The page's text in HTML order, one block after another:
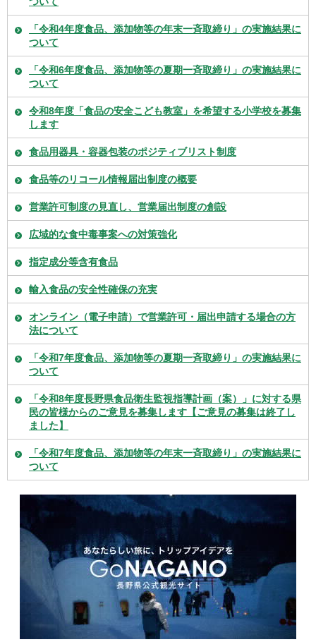
「令和4年度食品、添加物等の年末一斉取締り」の実施結果に
ついて
「令和6年度食品、添加物等の夏期一斉取締り」の実施結果に
ついて
令和8年度「食品の安全こども教室」を希望する小学校を募集
します
食品用器具・容器包装のポジティブリスト制度
食品等のリコール情報届出制度の概要
営業許可制度の見直し、営業届出制度の創設
広域的な食中毒事案への対策強化
指定成分等含有食品
輸入食品の安全性確保の充実
オンライン（電子申請）で営業許可・届出申請する場合の方
法について
「令和7年度食品、添加物等の夏期一斉取締り」の実施結果に
ついて
「令和8年度長野県食品衛生監視指導計画（案）」に対する県
民の皆様からのご意見を募集します【ご意見の募集は終了し
ました】
「令和7年度食品、添加物等の年末一斉取締り」の実施結果に
ついて